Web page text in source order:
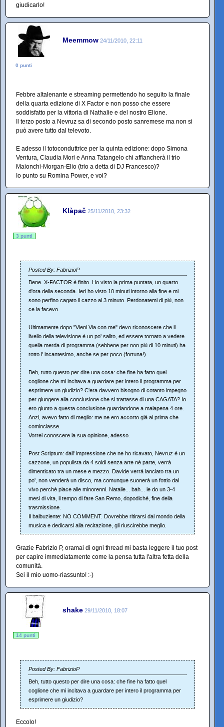
giudicarlo!
Meemmow 24/11/2010, 22:11
0 punti
Febbre altalenante e streaming permettendo ho seguito la finale
della quarta edizione di X Factor e non posso che essere
soddisfatto per la vittoria di Nathalie e del nostro Elione.
Il terzo posto a Nevruz sa di secondo posto sanremese ma non si
può avere tutto dal televoto.
E adesso il totoconduttrice per la quinta edizione: dopo Simona
Ventura, Claudia Mori e Anna Tatangelo chi affiancherà il trio
Maionchi-Morgan-Elio (trio a detta di DJ Francesco)?
Io punto su Romina Power, e voi?
Klàpač 25/11/2010, 23:32
3 punti
Posted By: FabrizioP
Bene. X-FACTOR è finito. Ho visto la prima puntata, un quarto
d'ora della seconda. Ieri ho visto 10 minuti intorno alla fine e mi
sono perfino cagato il cazzo al 3 minuto. Perdonatemi di più, non
ce la facevo.
Ultimamente dopo "Vieni Via con me" devo riconoscere che il
livello della televisione è un po' salito, ed essere tornato a vedere
quella merda di programma (sebbene per non più di 10 minuti) ha
rotto l' incantesimo, anche se per poco (fortuna!).
Beh, tutto questo per dire una cosa: che fine ha fatto quel
coglione che mi incitava a guardare per intero il programma per
esprimere un giudizio? C'era davvero bisogno di cotanto impegno
per giungere alla conclusione che si trattasse di una CAGATA? Io
ero giunto a questa conclusione guardandone a malapena 4 ore.
Anzi, avevo fatto di meglio: me ne ero accorto già ai prima che
cominciasse.
Vorrei conoscere la sua opinione, adesso.
Post Scriptum: dall' impressione che ne ho ricavato, Nevruz è un
cazzone, un populista da 4 soldi senza arte nè parte, verrà
dimenticato tra un mese e mezzo. Davide verrà lanciato tra un
po', non venderà un disco, ma comunque suonerà un fottio dal
vivo perchè piace alle minorenni. Natalie... bah... le do un 3-4
mesi di vita, il tempo di fare San Remo, dopodichè, fine della
trasmissione.
Il balbuziente: NO COMMENT. Dovrebbe ritirarsi dal mondo della
musica e dedicarsi alla recitazione, gli riuscirebbe meglio.
Grazie Fabrizio P, oramai di ogni thread mi basta leggere il tuo post
per capire immediatamente come la pensa tutta l'altra fetta della
comunità.
Sei il mio uomo-riassunto! :-)
shake 29/11/2010, 18:07
14 punti
Posted By: FabrizioP
Beh, tutto questo per dire una cosa: che fine ha fatto quel
coglione che mi incitava a guardare per intero il programma per
esprimere un giudizio?
Eccolo!